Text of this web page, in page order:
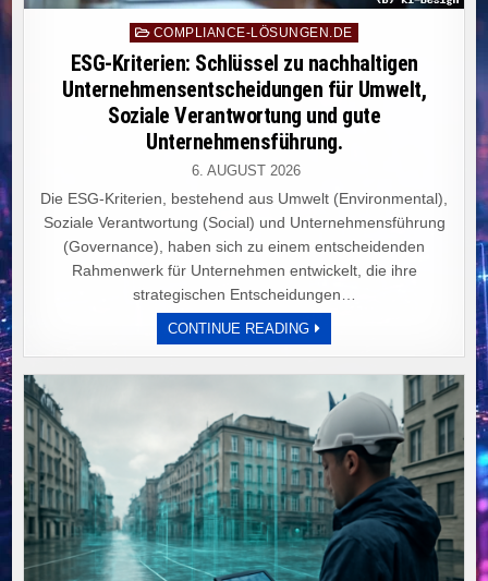
Posted
in
COMPLIANCE-LÖSUNGEN.DE
ESG-Kriterien: Schlüssel zu nachhaltigen
Unternehmensentscheidungen für Umwelt,
Soziale Verantwortung und gute
Unternehmensführung.
6. AUGUST 2026
Die ESG-Kriterien, bestehend aus Umwelt (Environmental),
Soziale Verantwortung (Social) und Unternehmensführung
(Governance), haben sich zu einem entscheidenden
Rahmenwerk für Unternehmen entwickelt, die ihre
strategischen Entscheidungen…
CONTINUE READINGESG-
KRITERIEN:
SCHLÜSSEL
NACHHALTIGEN
FÜR
UMWELT,
SOZIALE
VERANTWORTUNG
UND
GUTE